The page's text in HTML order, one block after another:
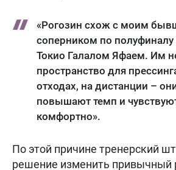
«Рогозин схож с моим
соперником по
Токио Галалом Яфаем. Им
пространство для
отходах, на дистанции –
повышают темп и
комфортно».
По этой причине тренерский
решение изменить привычный